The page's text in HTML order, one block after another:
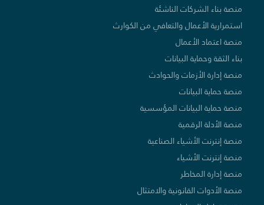
منصة بناء الشركات الناشئة
استمرارية الأعمال والتعافي من الكوارث
منصة اعتماد الأعمال
بناء الثقة وحماية البيانات
منصة إدارة الأزمات والحوادث
منصة حماية البيانات
منصة حماية البيانات المؤسسية
منصة الأدلة الرقمية
منصة إنترنت الأشياء الصناعية
منصة إنترنت الأشياء
منصة إدارة المخاطر
منصة الأدوات القانونية والامتثال